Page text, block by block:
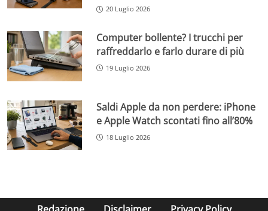
20 Luglio 2026
Computer bollente? I trucchi per
raffreddarlo e farlo durare di più
19 Luglio 2026
Saldi Apple da non perdere: iPhone
e Apple Watch scontati fino all’80%
18 Luglio 2026